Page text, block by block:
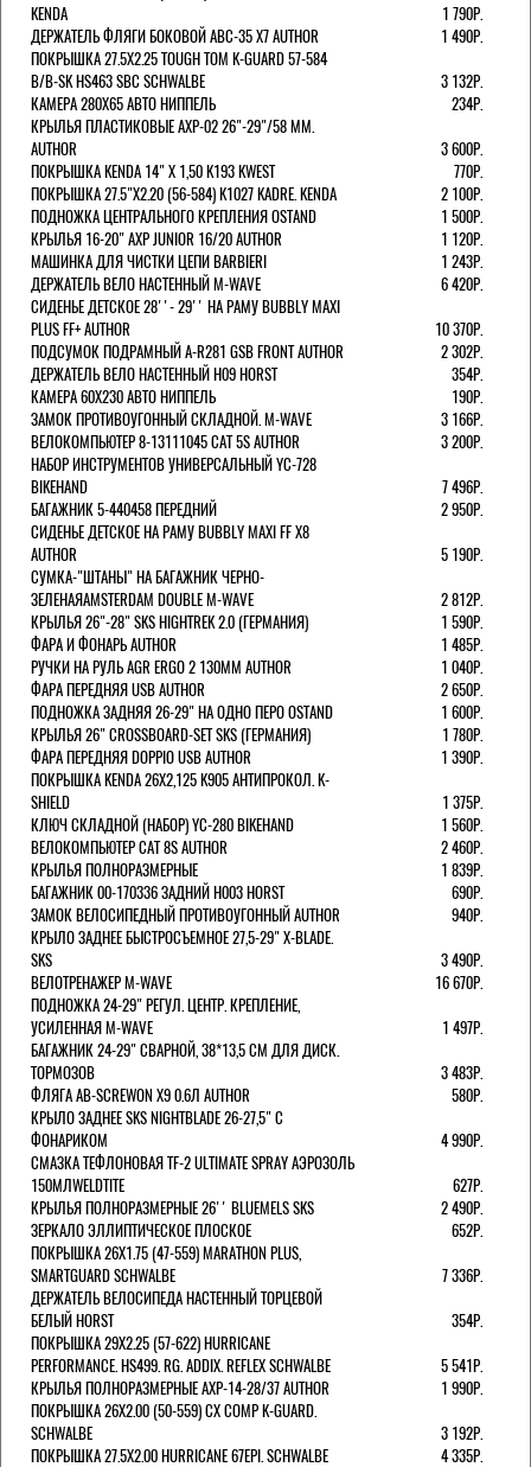
KENDA
1 790Р.
ДЕРЖАТЕЛЬ ФЛЯГИ БОКОВОЙ ABC-35 X7 AUTHOR
1 490Р.
ПОКРЫШКА 27.5X2.25 TOUGH TOM K-GUARD 57-584
B/B-SK HS463 SBC SCHWALBE
3 132Р.
КАМЕРА 280Х65 АВТО НИППЕЛЬ
234Р.
КРЫЛЬЯ ПЛАСТИКОВЫЕ AXP-02 26"-29"/58 ММ.
AUTHOR
3 600Р.
ПОКРЫШКА KENDA 14" Х 1,50 K193 KWEST
770Р.
ПОКРЫШКА 27.5"Х2.20 (56-584) K1027 KADRE. KENDA
2 100Р.
ПОДНОЖКА ЦЕНТРАЛЬНОГО КРЕПЛЕНИЯ OSTAND
1 500Р.
КРЫЛЬЯ 16-20" AXP JUNIOR 16/20 AUTHOR
1 120Р.
МАШИНКА ДЛЯ ЧИСТКИ ЦЕПИ BARBIERI
1 243Р.
ДЕРЖАТЕЛЬ ВЕЛО НАСТЕННЫЙ M-WAVE
6 420Р.
СИДЕНЬЕ ДЕТСКОЕ 28''- 29'' НА РАМУ BUBBLY MAXI
PLUS FF+ AUTHOR
10 370Р.
ПОДСУМОК ПОДРАМНЫЙ A-R281 GSB FRONT AUTHOR
2 302Р.
ДЕРЖАТЕЛЬ ВЕЛО НАСТЕННЫЙ H09 HORST
354Р.
КАМЕРА 60X230 АВТО НИППЕЛЬ
190Р.
ЗАМОК ПРОТИВОУГОННЫЙ СКЛАДНОЙ. M-WAVE
3 166Р.
ВЕЛОКОМПЬЮТЕР 8-13111045 CAT 5S AUTHOR
3 200Р.
НАБОР ИНСТРУМЕНТОВ УНИВЕРСАЛЬНЫЙ YC-728
BIKEHAND
7 496Р.
БАГАЖНИК 5-440458 ПЕРЕДНИЙ
2 950Р.
СИДЕНЬЕ ДЕТСКОЕ НА РАМУ BUBBLY MAXI FF X8
AUTHOR
5 190Р.
СУМКА-"ШТАНЫ" НА БАГАЖНИК ЧЕРНО-
ЗЕЛЕНАЯAMSTERDAM DOUBLE M-WAVE
2 812Р.
КРЫЛЬЯ 26"-28" SKS HIGHTREK 2.0 (ГЕРМАНИЯ)
1 590Р.
ФАРА И ФОНАРЬ AUTHOR
1 485Р.
РУЧКИ НА РУЛЬ AGR ERGO 2 130ММ AUTHOR
1 040Р.
ФАРА ПЕРЕДНЯЯ USB AUTHOR
2 650Р.
ПОДНОЖКА ЗАДНЯЯ 26-29" НА ОДНО ПЕРО OSTAND
1 600Р.
КРЫЛЬЯ 26" CROSSBOARD-SET SKS (ГЕРМАНИЯ)
1 780Р.
ФАРА ПЕРЕДНЯЯ DOPPIO USB AUTHOR
1 390Р.
ПОКРЫШКА KENDA 26Х2,125 K905 АНТИПРОКОЛ. K-
SHIELD
1 375Р.
КЛЮЧ СКЛАДНОЙ (НАБОР) YC-280 BIKEHAND
1 560Р.
ВЕЛОКОМПЬЮТЕР CAT 8S AUTHOR
2 460Р.
КРЫЛЬЯ ПОЛНОРАЗМЕРНЫЕ
1 839Р.
БАГАЖНИК 00-170336 ЗАДНИЙ H003 HORST
690Р.
ЗАМОК ВЕЛОСИПЕДНЫЙ ПРОТИВОУГОННЫЙ AUTHOR
940Р.
КРЫЛО ЗАДНЕЕ БЫСТРОСЪЕМНОЕ 27,5-29" X-BLADE.
SKS
3 490Р.
ВЕЛОТРЕНАЖЕР M-WAVE
16 670Р.
ПОДНОЖКА 24-29" РЕГУЛ. ЦЕНТР. КРЕПЛЕНИЕ,
УСИЛЕННАЯ M-WAVE
1 497Р.
БАГАЖНИК 24-29" СВАРНОЙ, 38*13,5 СМ ДЛЯ ДИСК.
ТОРМОЗОВ
3 483Р.
ФЛЯГА AB-SCREWON X9 0.6Л AUTHOR
580Р.
КРЫЛО ЗАДНЕЕ SKS NIGHTBLADE 26-27,5" С
ФОНАРИКОМ
4 990Р.
СМАЗКА ТЕФЛОНОВАЯ TF-2 ULTIMATE SPRAY АЭРОЗОЛЬ
150МЛWELDTITE
627Р.
КРЫЛЬЯ ПОЛНОРАЗМЕРНЫЕ 26'' BLUEMELS SKS
2 490Р.
ЗЕРКАЛО ЭЛЛИПТИЧЕСКОЕ ПЛОСКОЕ
652Р.
ПОКРЫШКА 26X1.75 (47-559) MARATHON PLUS,
SMARTGUARD SCHWALBE
7 336Р.
ДЕРЖАТЕЛЬ ВЕЛОCИПЕДА НАСТЕННЫЙ ТОРЦЕВОЙ
БЕЛЫЙ HORST
354Р.
ПОКРЫШКА 29X2.25 (57-622) HURRICANE
PERFORMANCE. HS499. RG. ADDIX. REFLEX SCHWALBE
5 541Р.
КРЫЛЬЯ ПОЛНОРАЗМЕРНЫЕ AXP-14-28/37 AUTHOR
1 990Р.
ПОКРЫШКА 26X2.00 (50-559) CX COMP K-GUARD.
SCHWALBE
3 192Р.
ПОКРЫШКА 27.5X2.00 HURRICANE 67EPI. SCHWALBE
4 335Р.